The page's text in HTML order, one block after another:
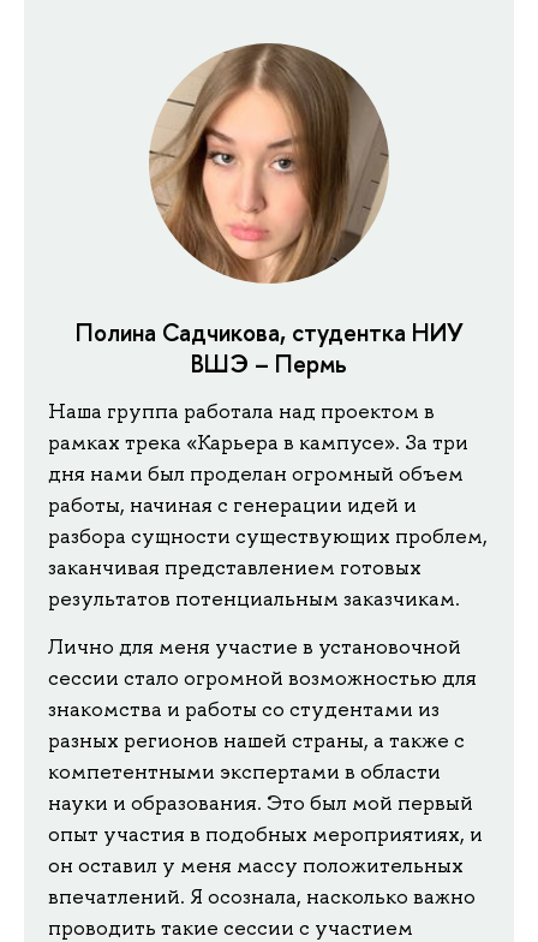
Полина Садчикова, студентка НИУ
ВШЭ – Пермь
Наша группа работала над проектом в
рамках трека «Карьера в кампусе». За три
дня нами был проделан огромный объем
работы, начиная с генерации идей и
разбора сущности существующих проблем,
заканчивая представлением готовых
результатов потенциальным заказчикам.
Лично для меня участие в установочной
сессии стало огромной возможностью для
знакомства и работы со студентами из
разных регионов нашей страны, а также с
компетентными экспертами в области
науки и образования. Это был мой первый
опыт участия в подобных мероприятиях, и
он оставил у меня массу положительных
впечатлений. Я осознала, насколько важно
проводить такие сессии с участием